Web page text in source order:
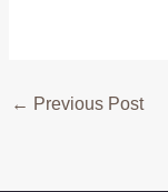
← Previous Post